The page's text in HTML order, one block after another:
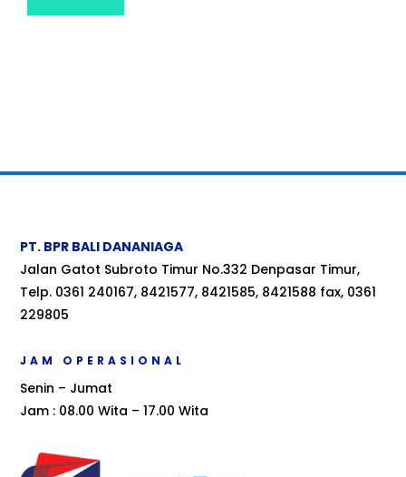
PT. BPR BALI DANANIAGA
Jalan Gatot Subroto Timur No.332 Denpasar Timur,
Telp. 0361 240167, 8421577, 8421585, 8421588 fax, 0361
229805
JAM OPERASIONAL
Senin – Jumat
Jam : 08.00 Wita – 17.00 Wita